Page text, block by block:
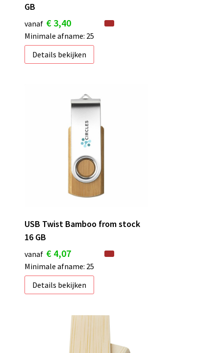
GB
vanaf € 3,40
Minimale afname: 25
Details bekijken
USB Twist Bamboo from stock
16 GB
vanaf € 4,07
Minimale afname: 25
Details bekijken